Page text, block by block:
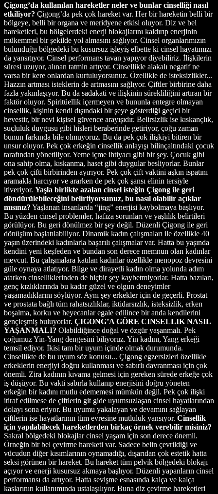
Çigong’da kullanılan hareketler neler ve bunlar cinselliği nasıl
etkiliyor? Çigong’da pek çok hareket var. Her bir hareketin belli bir
bölgeye, belli bir organa ve meridyene etkisi oluyor. Diz ve bel
hareketleri, bu bölgelerdeki enerji blokajlarını kaldırıp enerjinin
mükemmel bir şekilde yol almasını sağlıyor. Cinsel organlarımızın
bulunduğu bölgedeki bu kusursuz işleyiş elbette ki cinsel hayatımızı
da yansıtıyor. Cinsel performans tavan yapıyor diyebiliriz. İlişkilerin
süresi uzuyor, alınan tatmin artıyor. Cinsellikle alakalı negatif ne
varsa bir kere onlardan kurtuluyorsunuz. Özellikle de isteksizlikler...
Hazzın artması isteklerin de artmasını sağlıyor. Çiftler birbirine daha
fazla yakınlaşıyor. Bu da sadakati ve ilişkinin sürekliliğini artıran bir
faktör oluyor. Spiritüellik içermeyen ve bununla entegre olmayan
cinsellik, kişinin kendi dışındaki bir şeye gösterdiği geçici bir
hevestir, bir nevi kişisel güvence arayışıdır. Belirsizlik ise kıskançlık,
suçluluk duygusu gibi hisleri beraberinde getiriyor, çoğu zaman
bunun farkında bile olmuyoruz. Bu da pek çok ilişkiyi bitiren bir
unsur oluyor. Pek çok erkeğin cinsellik anlayışı bilinçaltındaki çocuk
tarafından yönetiliyor. Yeme içme ihtiyacı gibi bir şey. Çocuk gibi
ona sahip olma, kıskanma, haset gibi duygular besliyorlar. Bunlar
pek çok çifti birbirinden ayırıyor. Pek çok çift vaktini aşkın ispatını
aramakla harcıyor ve ararken de pek çok şansı elinin tersiyle
itiveriyor. Yaşla birlikte azalan cinsel isteğin Çigong ile geri
döndürülebileceğini belirtiyorsunuz, bu nasıl olabilir açıklar
mısınız? Yaşlanan insanlarda “jing” enerjisi kaybolmaya başlıyor.
Bu yüzden cinsel problemler, hafıza sorunları ve yaşlılık belirtileri
görülüyor. Bu geri dönülmez bir şey değil. Düzenli Çigong ile geri
dönüşüm başlatılabiliyor. Dinamik kadın çalışmaları ile özellikle 40
yaşın üzerindeki kadınlarla başarılı çalışmalar var. Hatta bu yaşında
kendini yeni keşfeden ve bundan son derece memnun olan kadınlar
mevcut. Bu çalışmalara katılan kadınlar özellikle menopoz devresini
güle oynaya atlatıyor. Bilge ve dirayetli kadın olma yolunda adım
atarken cinselliklerinden de hiçbir şey kaybetmiyorlar. Hatta bazıları,
genç kızlıklarında bu kadar güzel ve olgun deneyimler
yaşamadıklarını söylüyor. Aynı şey erkekler için de geçerli. Prostat
ve prostata bağlı tüm rahatsızlıklar, iktidarsızlık, isteksizlik, erken
boşalma, korku ve heyecanlar egale edilince bir anda kendilerini
gençleşmiş buluyorlar. ÇIGONG’A GÖRE CINSELLIK NASIL
YAŞANMALI? Olabildiğince doğal ve özgür yaşanmalı. Pek
çoğumuz Yin-Yang dengesini biliyoruz. Yin kadını, Yang erkeği
temsil ediyor. İkisi tam bir uyum içinde olmak durumunda.
Cinsellikte de bu uyum söz konusu... Çigong egzersizleri özellikle
erkeklerin enerjiyi doğru kullanması ve sabırlı davranması için çok
önemli. Zira kadının kıvama gelmesi için gereken sürede erkeğe çok
iş düşüyor. Bu vakti sabırla kullanıp enerjisini doğru yöneten
erkeğin bir kadını mutlu edememesi mümkün değil. Pek çok ilişki
itiraf edilmese de çiftlerin git gide uyumsuzlaşan cinsel hayatlarından
dolayı sona eriyor. Bu uyumu yakalayan ve devamını sağlayan
çiftlerin ise hayatlarının tüm evresine mutluluk yansıyor. Cinsellik
için yapılabilecek hareketlerden birkaç örnek verebilir misiniz?
Sakral bölgedeki blokajlar cinsel yaşam için son derece önemli.
Örneğin bir bel çevirme hareketi var. Sadece belin çevrildiği ve
vücudun diğer kısımlarının oynamadığı, dışarıdan çok estetik hatta
seksi görünen bir hareket. Bu hareket tüm pelvik bölgedeki blokajı
açıyor ve enerji kusursuz akmaya başlıyor. Düzenli yapanların cinsel
performansı da artıyor. Hatta sevişme esnasında kalça ve kalça
kaslarının kullanımında ustalaşılıyor. Buna diz çevirme hareketleri